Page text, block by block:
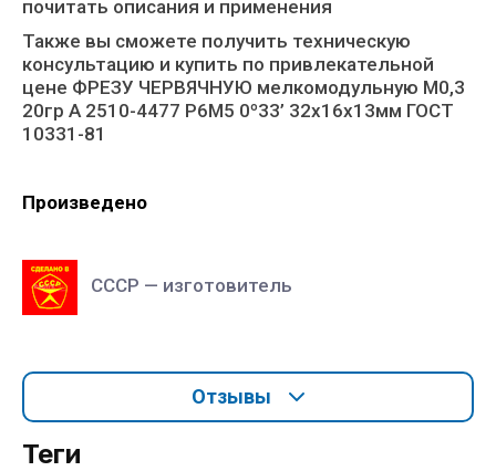
почитать описания и применения
Также вы сможете получить техническую
консультацию и купить по привлекательной
цене ФРЕЗУ ЧЕРВЯЧНУЮ мелкомодульную М0,3
20гр А 2510-4477 Р6М5 0º33’ 32x16x13мм ГОСТ
10331-81
Произведено
СССР — изготовитель
Отзывы
теги